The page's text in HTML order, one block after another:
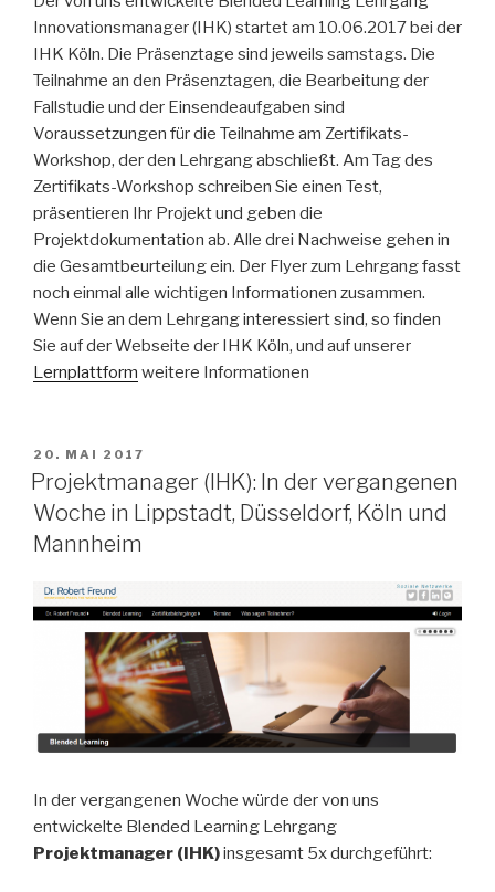
Innovationsmanager (IHK) startet am 10.06.2017 bei der
IHK Köln. Die Präsenztage sind jeweils samstags. Die
Teilnahme an den Präsenztagen, die Bearbeitung der
Fallstudie und der Einsendeaufgaben sind
Voraussetzungen für die Teilnahme am Zertifikats-
Workshop, der den Lehrgang abschließt. Am Tag des
Zertifikats-Workshop schreiben Sie einen Test,
präsentieren Ihr Projekt und geben die
Projektdokumentation ab. Alle drei Nachweise gehen in
die Gesamtbeurteilung ein. Der Flyer zum Lehrgang fasst
noch einmal alle wichtigen Informationen zusammen.
Wenn Sie an dem Lehrgang interessiert sind, so finden
Sie auf der Webseite der IHK Köln, und auf unserer
Lernplattform weitere Informationen
VERÖFFENTLICHT
AM
20. MAI 2017
Projektmanager (IHK): In der vergangenen
Woche in Lippstadt, Düsseldorf, Köln und
Mannheim
In der vergangenen Woche würde der von uns
entwickelte Blended Learning Lehrgang
Projektmanager (IHK)insgesamt 5x durchgeführt: